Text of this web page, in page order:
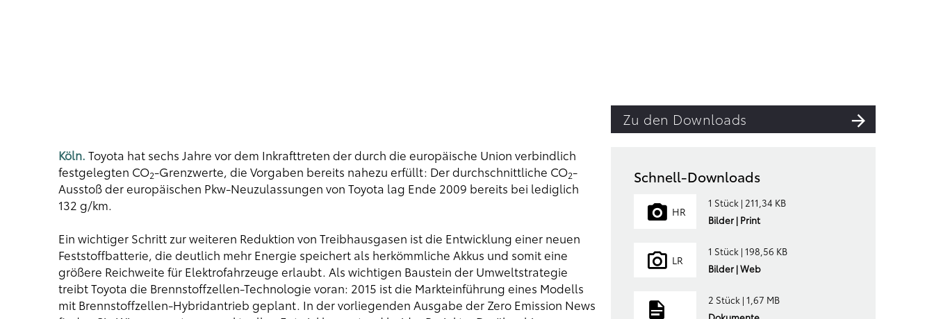
Zu den Downloads
Köln. Toyota hat sechs Jahre vor dem Inkrafttreten der durch die europäische Union verbindlich
festgelegten CO2-Grenzwerte, die Vorgaben bereits nahezu erfüllt: Der durchschnittliche CO2-
Ausstoß der europäischen Pkw-Neuzulassungen von Toyota lag Ende 2009 bereits bei lediglich
132 g/km.
Ein wichtiger Schritt zur weiteren Reduktion von Treibhausgasen ist die Entwicklung einer neuen
Feststoffbatterie, die deutlich mehr Energie speichert als herkömmliche Akkus und somit eine
größere Reichweite für Elektrofahrzeuge erlaubt. Als wichtigen Baustein der Umweltstrategie
treibt Toyota die Brennstoffzellen-Technologie voran: 2015 ist die Markteinführung eines Modells
mit Brennstoffzellen-Hybridantrieb geplant. In der vorliegenden Ausgabe der Zero Emission News
Schnell-Downloads
HR
1 Stück | 211,34 KB
Bilder | Print
LR
1 Stück | 198,56 KB
Bilder | Web
2 Stück | 1,67 MB